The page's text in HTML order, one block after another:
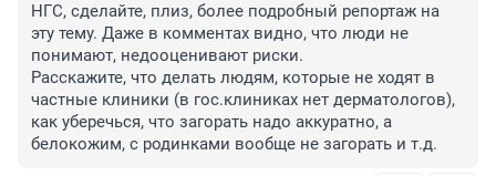
НГС, сделайте, плиз, более подробный репортаж на
эту тему. Даже в комментах видно, что люди не
понимают, недооценивают риски.
Расскажите, что делать людям, которые не ходят в
частные клиники (в гос.клиниках нет дерматологов),
как уберечься, что загорать надо аккуратно, а
белокожим, с родинками вообще не загорать и т.д.